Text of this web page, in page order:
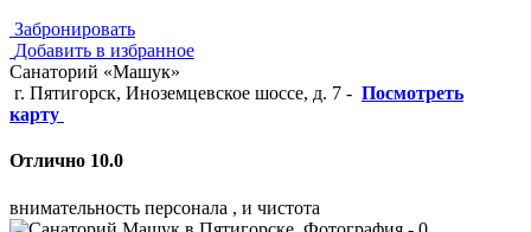
Забронировать
Добавить в избранное
Санаторий «Машук»
г. Пятигорск, Иноземцевское шоссе, д. 7 - Посмотреть
карту
Отлично 10.0
внимательность персонала , и чистота